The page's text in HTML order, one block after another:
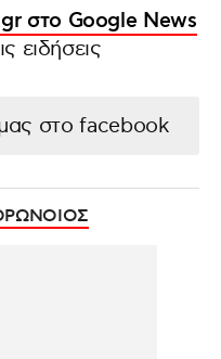
στο Google News
ειδήσεις
στο facebook